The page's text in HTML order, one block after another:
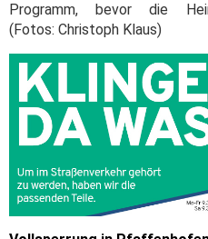
Programm, bevor die
(Fotos: Christoph Klaus)